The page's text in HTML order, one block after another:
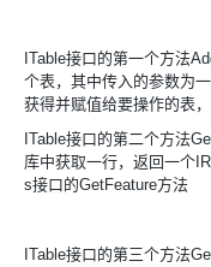
ITable接口的第一个方法
个表，其中传入的参数为
获得并赋值给要操作的表
ITable接口的第二个方法
库中获取一行，返回一个
s接口的GetFeature方法
ITable接口的第三个方法